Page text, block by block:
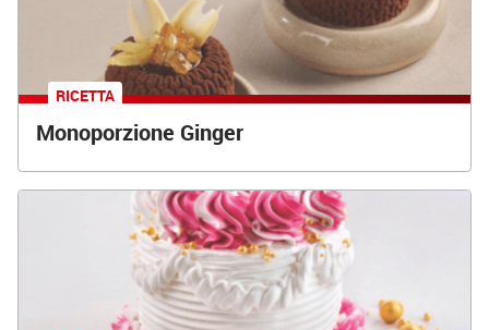
RICETTA
Monoporzione Ginger